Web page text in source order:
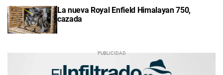
La nueva Royal Enfield Himalayan 750,
cazada